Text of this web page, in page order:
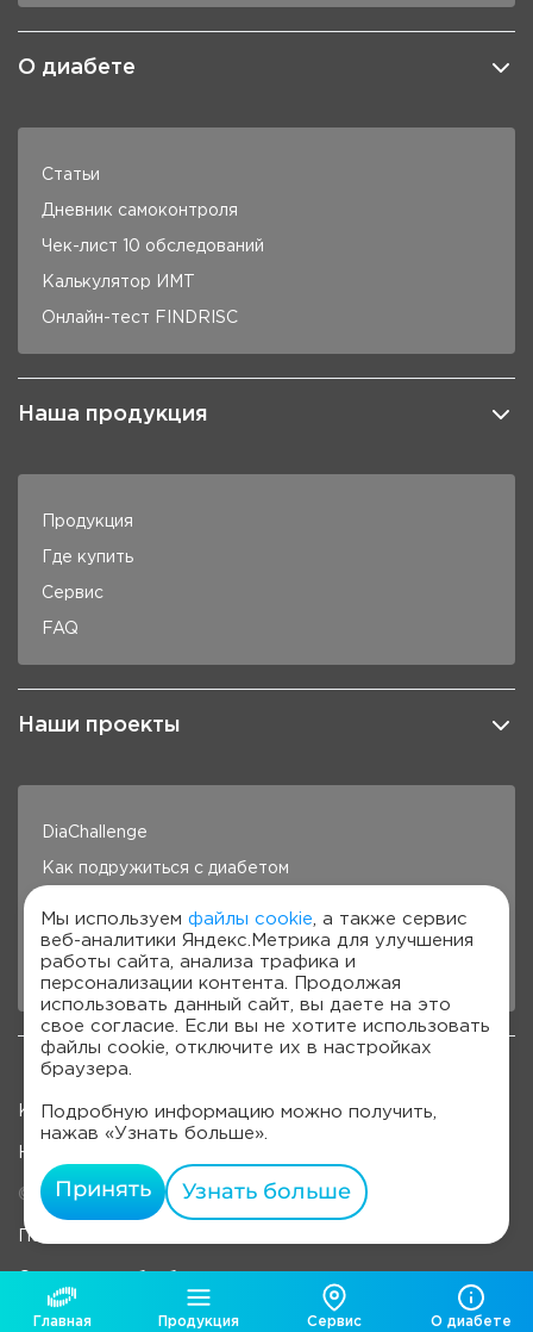
О диабете
Статьи
Дневник самоконтроля
Чек-лист 10 обследований
Калькулятор ИМТ
Онлайн-тест FINDRISC
Наша продукция
Продукция
Где купить
Сервис
FAQ
Наши проекты
DiaChallenge
Как подружиться с диабетом
Готовим с Сателлит
Карта сайта
Наверх
© 2022-2026, OOO «Компания "ЭЛТА"»
Политика обработки персональных данных
Мы используем файлы cookie , а также сервис
веб-аналитики Яндекс.Метрика для улучшения
работы сайта, анализа трафика и
персонализации контента. Продолжая
использовать данный сайт, вы даете на это
свое согласие. Если вы не хотите использовать
файлы cookie, отключите их в настройках
браузера.
Подробную информацию можно получить,
нажав «Узнать больше».
Принять Узнать больше
Главная Продукция Сервис О диабете